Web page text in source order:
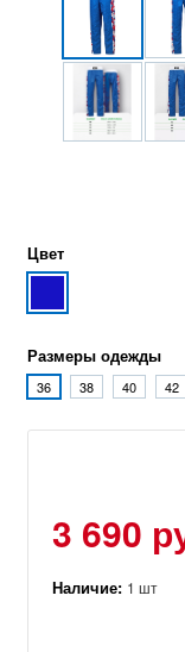
Цвет
Размеры одежды
36 38 40 42
3 690
Наличие: 1 шт